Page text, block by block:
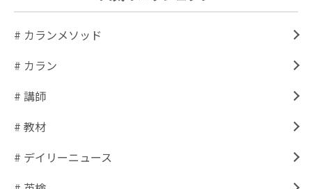
# カランメソッド
# カラン
# 講師
# 教材
# デイリーニュース